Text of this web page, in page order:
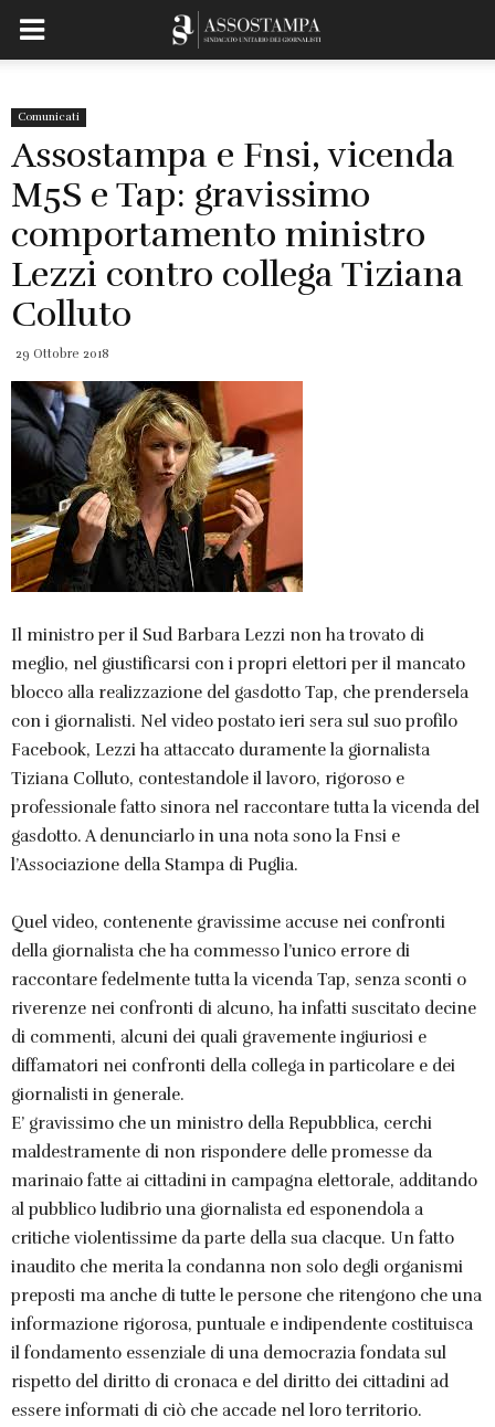
Comunicati
Assostampa e Fnsi, vicenda
M5S e Tap: gravissimo
comportamento ministro
Lezzi contro collega Tiziana
Colluto
29 Ottobre 2018
Il ministro per il Sud Barbara Lezzi non ha trovato di
meglio, nel giustificarsi con i propri elettori per il mancato
blocco alla realizzazione del gasdotto Tap, che prendersela
con i giornalisti. Nel video postato ieri sera sul suo profilo
Facebook, Lezzi ha attaccato duramente la giornalista
Tiziana Colluto, contestandole il lavoro, rigoroso e
professionale fatto sinora nel raccontare tutta la vicenda del
gasdotto. A denunciarlo in una nota sono la Fnsi e
l’Associazione della Stampa di Puglia.
Quel video, contenente gravissime accuse nei confronti
della giornalista che ha commesso l’unico errore di
raccontare fedelmente tutta la vicenda Tap, senza sconti o
riverenze nei confronti di alcuno, ha infatti suscitato decine
di commenti, alcuni dei quali gravemente ingiuriosi e
diffamatori nei confronti della collega in particolare e dei
giornalisti in generale.
E’ gravissimo che un ministro della Repubblica, cerchi
maldestramente di non rispondere delle promesse da
marinaio fatte ai cittadini in campagna elettorale, additando
al pubblico ludibrio una giornalista ed esponendola a
critiche violentissime da parte della sua clacque. Un fatto
inaudito che merita la condanna non solo degli organismi
preposti ma anche di tutte le persone che ritengono che una
informazione rigorosa, puntuale e indipendente costituisca
il fondamento essenziale di una democrazia fondata sul
rispetto del diritto di cronaca e del diritto dei cittadini ad
essere informati di ciò che accade nel loro territorio.